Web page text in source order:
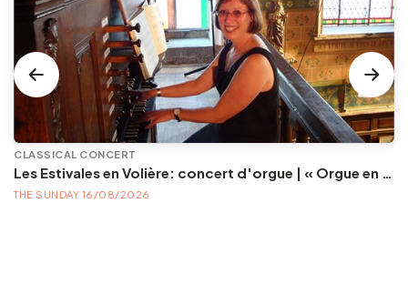
CLASSICAL CONCERT
Les Estivales en Volière: concert d'orgue | « Orgue en Volière » , les 3e dimanches du mois (été) audition d’orgue (accès libre)
THE SUNDAY 16/08/2026